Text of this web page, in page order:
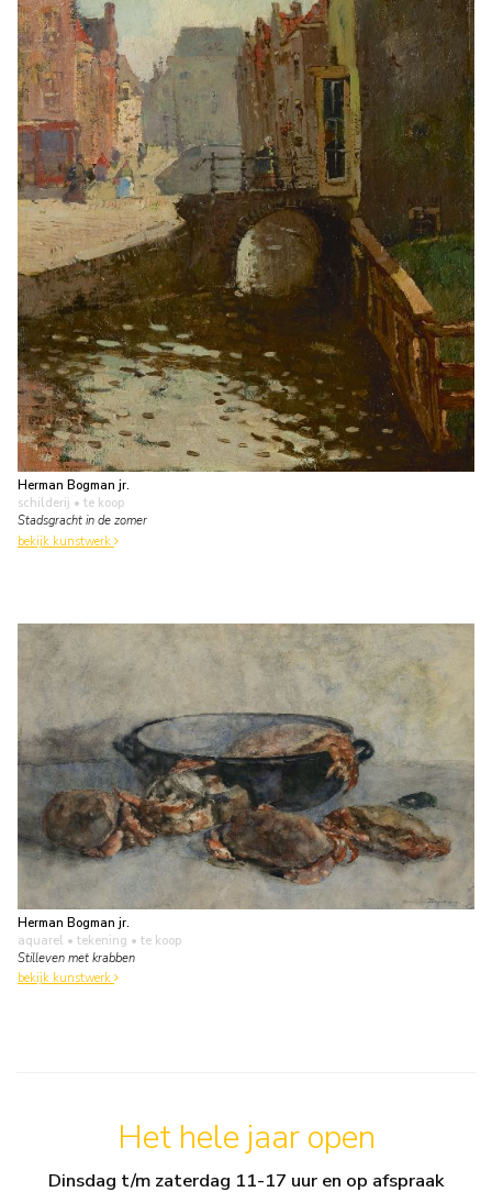
Herman Bogman jr.
schilderij • te koop
Stadsgracht in de zomer
bekijk kunstwerk
Herman Bogman jr.
aquarel • tekening • te koop
Stilleven met krabben
bekijk kunstwerk
Het hele jaar open
Dinsdag t/m zaterdag 11-17 uur en op afspraak